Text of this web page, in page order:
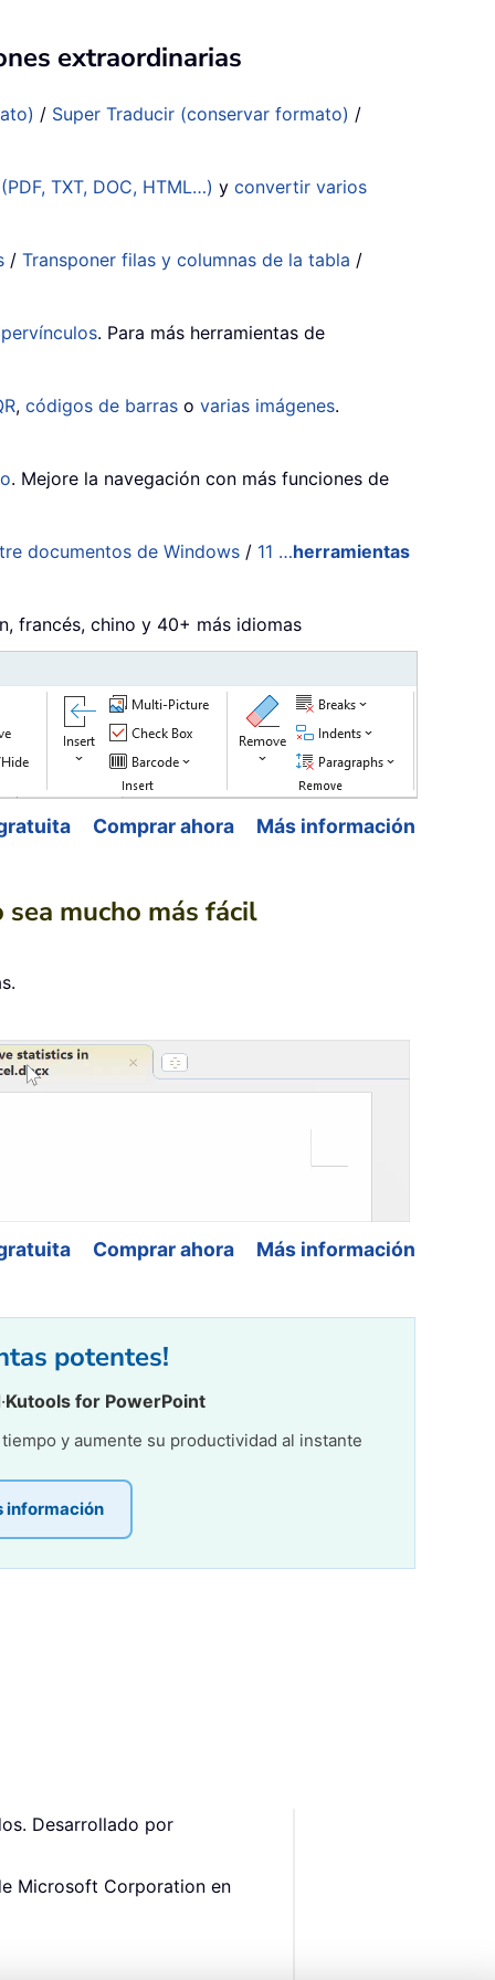
extraordinarias
/ Super Traducir (conservar formato) /
TXT, DOC, HTML…) y convertir varios
/ Transponer filas y columnas de la tabla /
. Para más herramientas de
, códigos de barras o varias imágenes.
. Mejore la navegación con más funciones de
documentos de Windows / 11 …herramientas
francés, chino y 40+ más idiomas
Comprar ahora Más información
mucho más fácil
Comprar ahora Más información
potentes!
·Kutools for PowerPoint
y aumente su productividad al instante
información
Desarrollado por
Microsoft Corporation en